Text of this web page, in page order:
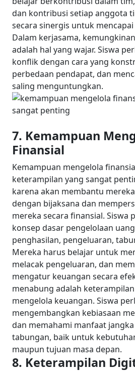
dan kontribusi setiap anggota
secara sinergis untuk
Dalam kerjasama,
adalah hal yang wajar. Siswa
konflik dengan cara yang
perbedaan pendapat, dan
saling menguntungkan.
7. Kemampuan
Finansial
Kemampuan mengelola
keterampilan yang sangat
karena akan membantu
dengan bijaksana dan
mereka secara finansial. Siswa
konsep dasar pengelolaan
penghasilan, pengeluaran,
Mereka harus belajar untuk
melacak pengeluaran, dan
mengatur keuangan secara
menabung adalah
mengelola keuangan. Siswa
mengembangkan kebiasaan
dan memahami manfaat
tabungan, baik untuk
maupun tujuan masa depan.
8. Keterampilan